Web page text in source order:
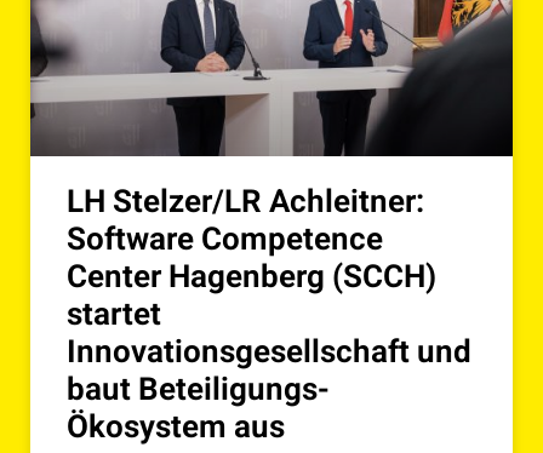
LH Stelzer/LR Achleitner:
Software Competence
Center Hagenberg (SCCH)
startet
Innovationsgesellschaft und
baut Beteiligungs-
Ökosystem aus